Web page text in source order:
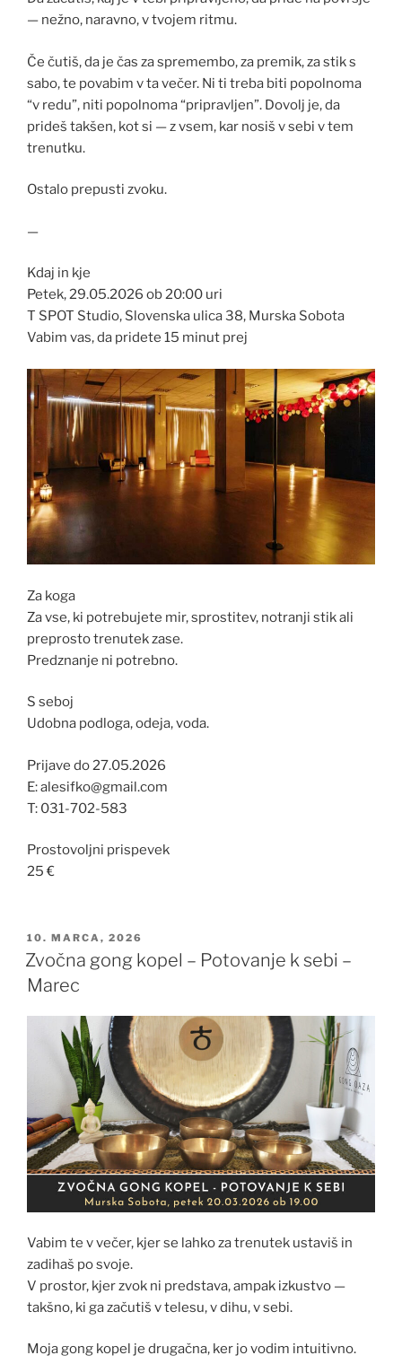
— nežno, naravno, v tvojem ritmu.
Če čutiš, da je čas za spremembo, za premik, za stik s
sabo, te povabim v ta večer. Ni ti treba biti popolnoma
“v redu”, niti popolnoma “pripravljen”. Dovolj je, da
prideš takšen, kot si — z vsem, kar nosiš v sebi v tem
trenutku.
Ostalo prepusti zvoku.
—
Kdaj in kje
Petek, 29.05.2026 ob 20:00 uri
T SPOT Studio, Slovenska ulica 38, Murska Sobota
Vabim vas, da pridete 15 minut prej
Za koga
Za vse, ki potrebujete mir, sprostitev, notranji stik ali
preprosto trenutek zase.
Predznanje ni potrebno.
S seboj
Udobna podloga, odeja, voda.
Prijave do 27.05.2026
E: alesifko@gmail.com
T: 031-702-583
Prostovoljni prispevek
25 €
OBJAVLJENO
DNE
10. MARCA, 2026
Zvočna gong kopel – Potovanje k sebi –
Marec
Vabim te v večer, kjer se lahko za trenutek ustaviš in
zadihaš po svoje.
V prostor, kjer zvok ni predstava, ampak izkustvo —
takšno, ki ga začutiš v telesu, v dihu, v sebi.
Moja gong kopel je drugačna, ker jo vodim intuitivno.